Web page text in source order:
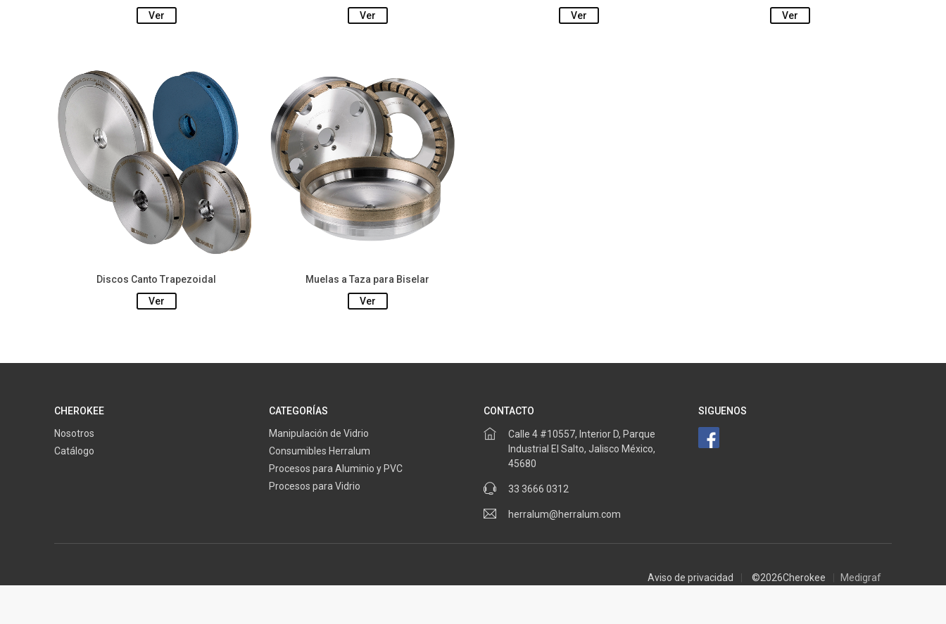
Ver
Ver
Ver
Ver
Discos Canto Trapezoidal
Ver
Muelas a Taza para Biselar
Ver
CHEROKEE
Nosotros
Catálogo
CATEGORÍAS
Manipulación de Vidrio
Consumibles Herralum
Procesos para Aluminio y PVC
Procesos para Vidrio
CONTACTO
Calle 4 #10557, Interior D, Parque
Industrial El Salto, Jalisco México,
45680
33 3666 0312
herralum@herralum.com
SIGUENOS
Aviso de privacidad ©2026Cherokee Medigraf